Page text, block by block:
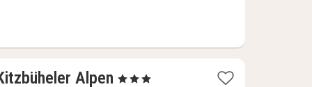
Alpen 1
, 3 Stjärnor